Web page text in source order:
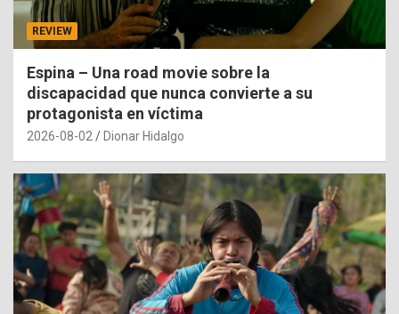
REVIEW
Espina – Una road movie sobre la
discapacidad que nunca convierte a su
protagonista en víctima
2026-08-02 Dionar Hidalgo